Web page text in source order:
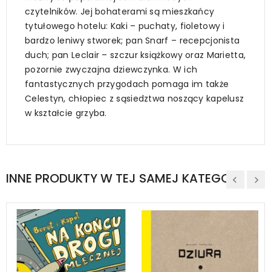
czytelników. Jej bohaterami są mieszkańcy
tytułowego hotelu: Kaki – puchaty, fioletowy i
bardzo leniwy stworek; pan Snarf – recepcjonista
duch; pan Leclair – szczur książkowy oraz Marietta,
pozornie zwyczajna dziewczynka. W ich
fantastycznych przygodach pomaga im także
Celestyn, chłopiec z sąsiedztwa noszący kapelusz
w kształcie grzyba.
INNE PRODUKTY W TEJ SAMEJ KATEGORII